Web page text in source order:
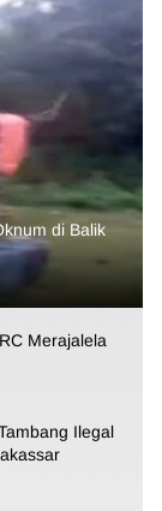
di Balik
Merajalela
Ilegal